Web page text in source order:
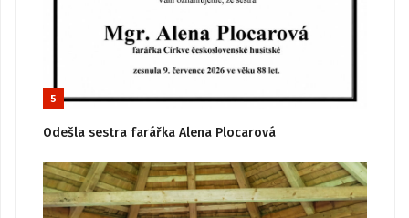
5
Odešla sestra farářka Alena Plocarová